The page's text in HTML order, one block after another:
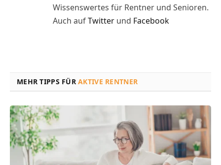
Wissenswertes für Rentner und Senioren.
Auch aufTwitter und Facebook
MEHR TIPPS FÜRAKTIVE RENTNER